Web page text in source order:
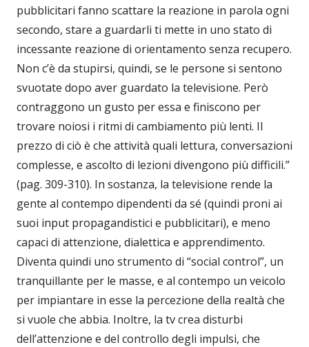
pubblicitari fanno scattare la reazione in parola ogni
secondo, stare a guardarli ti mette in uno stato di
incessante reazione di orientamento senza recupero.
Non c’è da stupirsi, quindi, se le persone si sentono
svuotate dopo aver guardato la televisione. Però
contraggono un gusto per essa e finiscono per
trovare noiosi i ritmi di cambiamento più lenti. Il
prezzo di ciò è che attività quali lettura, conversazioni
complesse, e ascolto di lezioni divengono più difficili.”
(pag. 309-310). In sostanza, la televisione rende la
gente al contempo dipendenti da sé (quindi proni ai
suoi input propagandistici e pubblicitari), e meno
capaci di attenzione, dialettica e apprendimento.
Diventa quindi uno strumento di “social control”, un
tranquillante per le masse, e al contempo un veicolo
per impiantare in esse la percezione della realtà che
si vuole che abbia. Inoltre, la tv crea disturbi
dell’attenzione e del controllo degli impulsi, che